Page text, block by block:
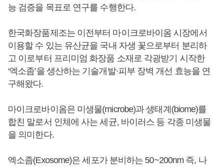
능 검증을 목표로 연구를 수행한다.
한국화장품제조는 이전부터 마이크로바이옴 시장에서
이용할 수 있는 유산균을 국내 자생 꽃으로부터 분리하
고 이로부터 프리미엄 화장품 소재로 각광받기 시작한
‘엑소좀’을 생산하는 기술개발·피부 장벽 개선 효능을 연
구해왔다.
마이크로바이옴은 미생물(microbe)과 생태계(biome)를
합친 말로서 인체에 사는 세균, 바이러스 등 각종 미생물
을 의미한다.
엑소좀(Exosome)은 세포가 분비하는 50~200nm 즉, 나